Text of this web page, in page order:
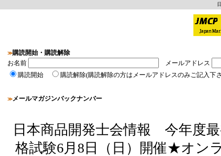
≫購読開始・購読解除
お名前
メールアドレス
購読開始
購読解除(購読解除の方はメールアドレスのみご記入下
≫メールマガジンバックナンバー
日本商品開発士会情報 今年度
格試験6月8日（日）開催★オン